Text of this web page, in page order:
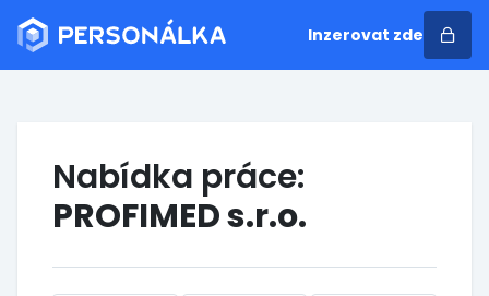
Inzerovat zde
Nabídka práce:
PROFIMED s.r.o.